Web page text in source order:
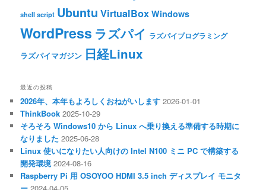
shell script Ubuntu VirtualBox Windows
WordPress ラズパイ ラズパイプログラミング
ラズパイマガジン 日経Linux
最近の投稿
2026年、本年もよろしくおねがいします 2026-01-01
ThinkBook 2025-10-29
そろそろ Windows10 から Linux へ乗り換える準備する時期に
なりました 2025-06-28
Linux 使いになりたい人向けの Intel N100 ミニ PC で構築する
開発環境 2024-08-16
Raspberry Pi 用 OSOYOO HDMI 3.5 inch ディスプレイ モニタ